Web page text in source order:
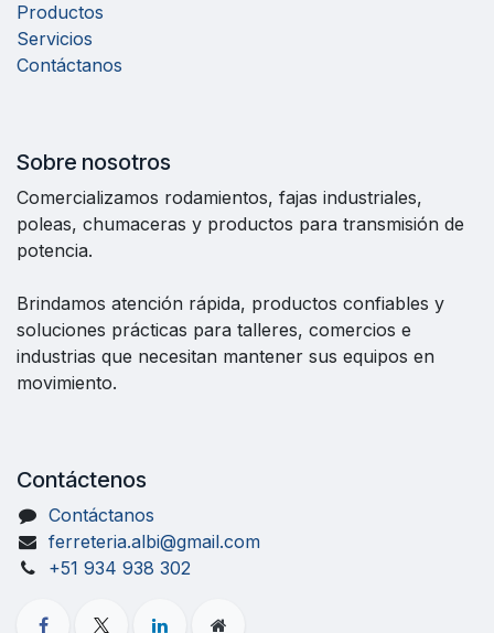
Productos
Servicios
Contáctanos
Sobre nosotros
Comercializamos rodamientos, fajas industriales,
poleas, chumaceras y productos para transmisión de
potencia.
Brindamos atención rápida, productos confiables y
soluciones prácticas para talleres, comercios e
industrias que necesitan mantener sus equipos en
movimiento.
Contáctenos
Contáctanos
ferreteria.albi@gmail.com
+51 934 938 302